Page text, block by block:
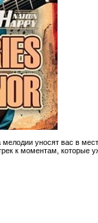
уносят вас в
к моментам, которые